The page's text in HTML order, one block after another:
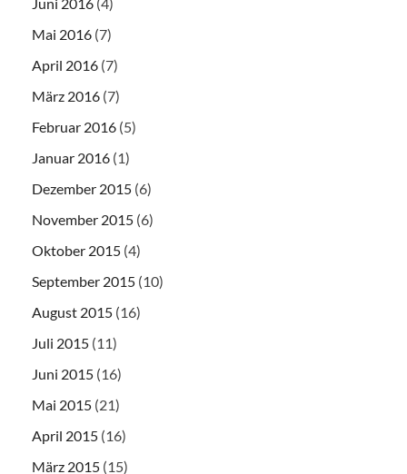
Juni 2016 (4)
Mai 2016 (7)
April 2016 (7)
März 2016 (7)
Februar 2016 (5)
Januar 2016 (1)
Dezember 2015 (6)
November 2015 (6)
Oktober 2015 (4)
September 2015 (10)
August 2015 (16)
Juli 2015 (11)
Juni 2015 (16)
Mai 2015 (21)
April 2015 (16)
März 2015 (15)